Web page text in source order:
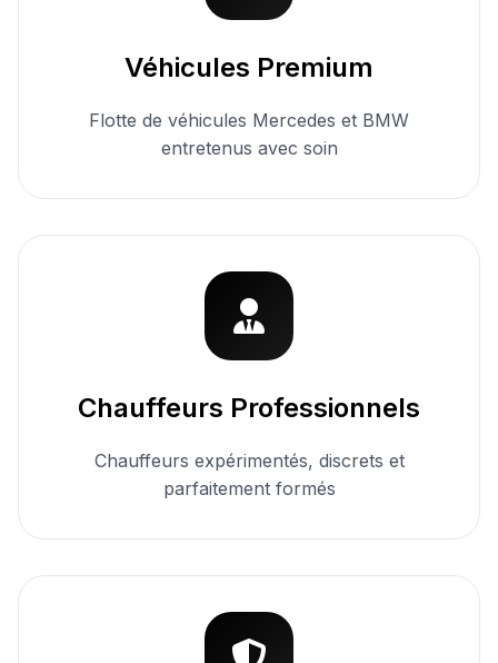
Véhicules Premium
Flotte de véhicules Mercedes et BMW
entretenus avec soin
Chauffeurs Professionnels
Chauffeurs expérimentés, discrets et
parfaitement formés